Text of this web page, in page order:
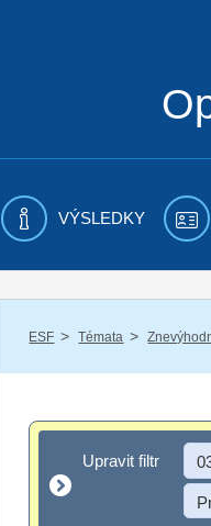
VÝSLEDKY
ESF / Témata /
Upravit filtr
Upravit filtr